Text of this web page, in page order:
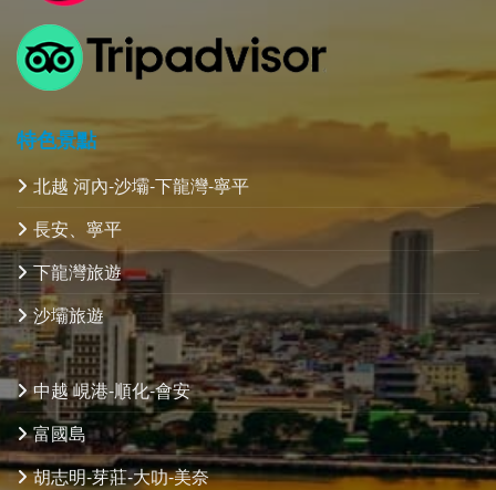
特色景點
北越 河內-沙壩-下龍灣-寧平
長安、寧平
下龍灣旅遊
沙壩旅遊
中越 峴港-順化-會安
富國島
胡志明-芽莊-大叻-美奈